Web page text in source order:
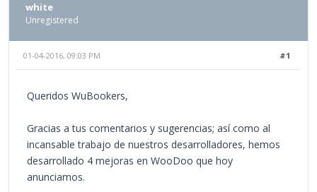
white
Unregistered
#1
01-04-2016, 09:03 PM
Queridos WuBookers,
Gracias a tus comentarios y sugerencias; así como al
incansable trabajo de nuestros desarrolladores, hemos
desarrollado 4 mejoras en WooDoo que hoy
anunciamos.